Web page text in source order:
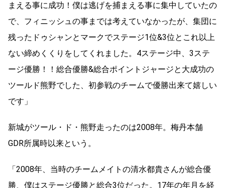
まえる事に成功！僕は逃げを捕まえる事に集中していたの
で、フィニッシュの事までは考えていなかったが、集団に
残ったドゥシャンとマークでステージ1位&3位とこれ以上
ない締めくくりをしてくれました。4ステージ中、3ステ
ージ優勝！！総合優勝&総合ポイントジャージと大成功の
ツールド熊野でした、初参戦のチームで優勝出来て嬉しい
です」
新城がツール・ド・熊野走ったのは2008年。梅丹本舗
GDR所属時以来という。
「2008年、当時のチームメイトの清水都貴さんが総合優
勝、僕はステージ優勝と総合3位だった。17年の年月を経